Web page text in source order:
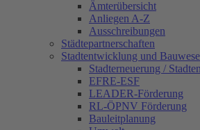
Ämterübersicht
Anliegen A-Z
Ausschreibungen
Städtepartnerschaften
Stadtentwicklung und
Stadterneuerung /
EFRE-ESF
LEADER-Förderung
RL-ÖPNV Förderung
Bauleitplanung